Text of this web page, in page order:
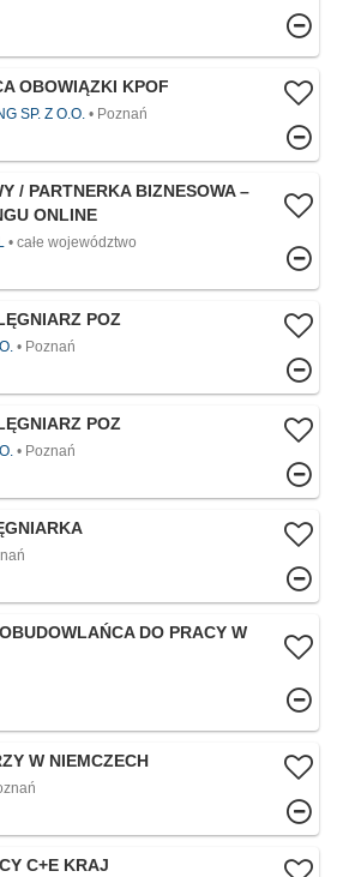
OBOWIĄZKI KPOF
SP. Z O.O.
Poznań
/ PARTNERKA BIZNESOWA –
ONLINE
całe województwo
POZ
Poznań
POZ
Poznań
DO PRACY W
W NIEMCZECH
C+E KRAJ